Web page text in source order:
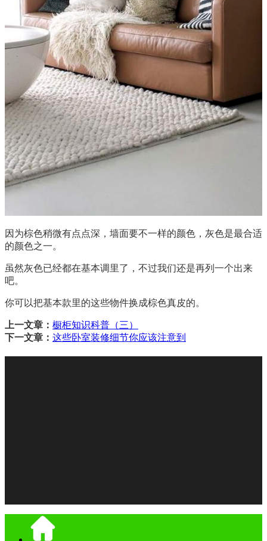
因为棕色稍微有点点深，墙面要不一样的颜色，灰色是最合适
的颜色之一。
虽然灰色已经都在基本调里了，不过我们还是再列一个出来
吧。
你可以把基本款里的这些物件换成棕色真皮的。
上一文章： 橱柜知识科普（三）
下一文章： 这些卧室装修细节你应该注意到